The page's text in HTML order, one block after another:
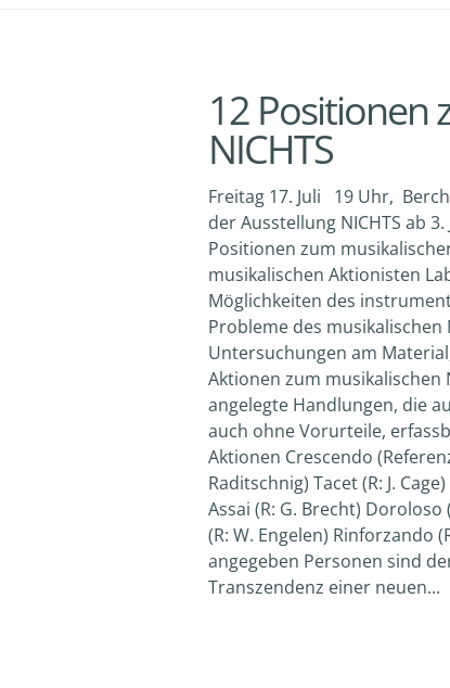
12 Positionen
NICHTS
Freitag 17. Juli 19 Uhr,
der Ausstellung NICHTS ab
Positionen zum
musikalischen Aktionisten
Möglichkeiten des
Probleme des
Untersuchungen am
Aktionen zum
angelegte Handlungen, die
auch ohne Vorurteile,
Aktionen Crescendo
Raditschnig) Tacet (R: J.
Assai (R: G. Brecht) Doroloso
(R: W. Engelen) Rinforzando
angegeben Personen sind
Transzendenz einer neuen...